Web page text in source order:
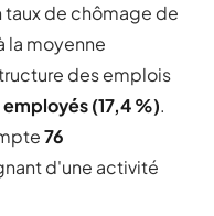
taux de chômage de
la moyenne
des emplois
employés (17,4 %).
76
d'une activité